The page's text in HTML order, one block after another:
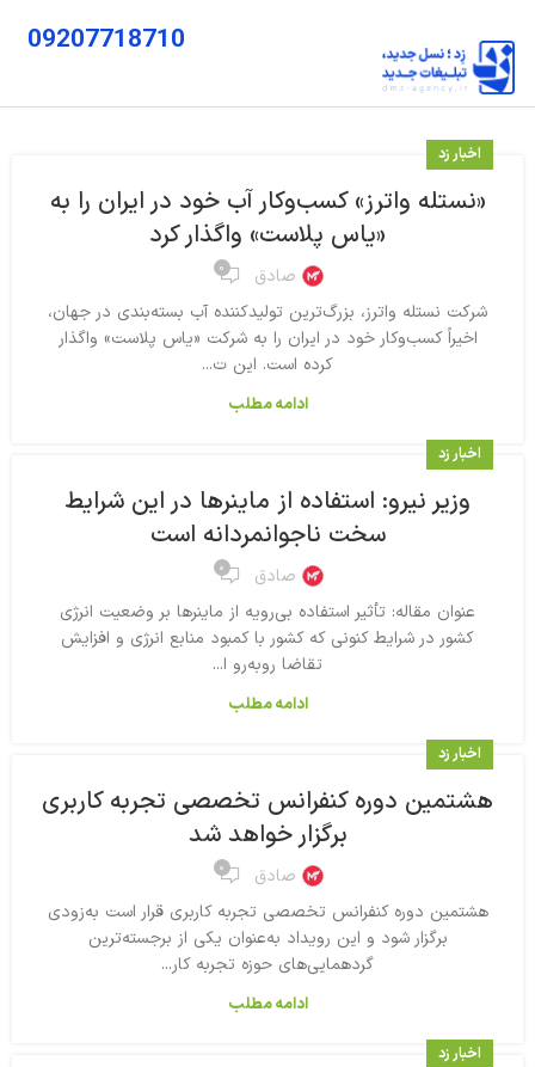
09207718710
اخبار زد
«نستله واترز» کسب‌وکار آب خود در ایران را به
«یاس پلاست» واگذار کرد
صادق ۰
شرکت نستله واترز، بزرگ‌ترین تولیدکننده آب بسته‌بندی در جهان،
اخیراً کسب‌وکار خود در ایران را به شرکت «یاس پلاست» واگذار
کرده است. این ت...
ادامه مطلب
اخبار زد
وزیر نیرو: استفاده از ماینرها در این شرایط
سخت ناجوانمردانه است
صادق ۰
عنوان مقاله: تأثیر استفاده بی‌رویه از ماینرها بر وضعیت انرژی
کشور در شرایط کنونی که کشور با کمبود منابع انرژی و افزایش
تقاضا روبه‌رو ا...
ادامه مطلب
اخبار زد
هشتمین دوره کنفرانس تخصصی تجربه کاربری
برگزار خواهد شد
صادق ۰
هشتمین دوره کنفرانس تخصصی تجربه کاربری قرار است به‌زودی
برگزار شود و این رویداد به‌عنوان یکی از برجسته‌ترین
گردهمایی‌های حوزه تجربه کار...
ادامه مطلب
اخبار زد